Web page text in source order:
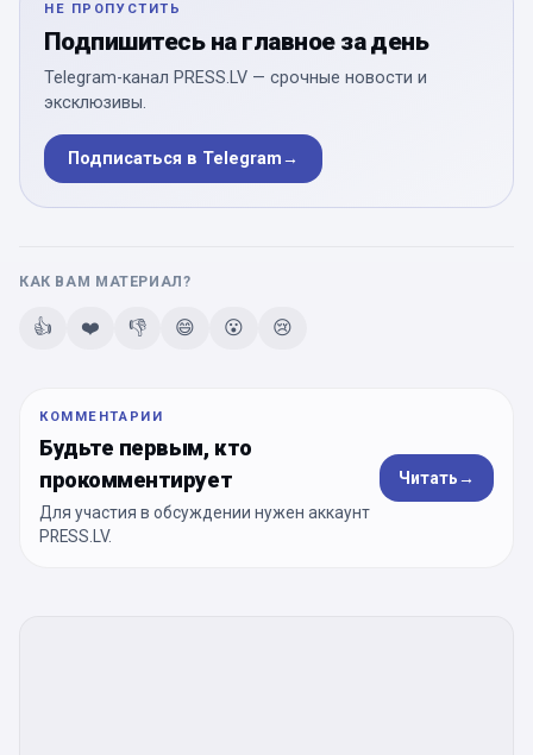
НЕ ПРОПУСТИТЬ
Подпишитесь на главное за день
Telegram-канал PRESS.LV — срочные новости и
эксклюзивы.
Подписаться в Telegram→
КАК ВАМ МАТЕРИАЛ?
👍 ❤️ 👎 😄 😮 😢
КОММЕНТАРИИ
Будьте первым, кто
прокомментирует
Для участия в обсуждении нужен аккаунт
PRESS.LV.
Читать→